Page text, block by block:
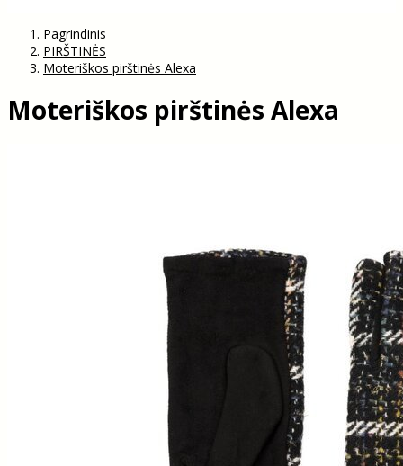
Pagrindinis
PIRŠTINĖS
Moteriškos pirštinės Alexa
Moteriškos pirštinės Alexa